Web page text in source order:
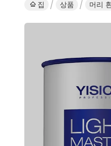
집 상품 머리